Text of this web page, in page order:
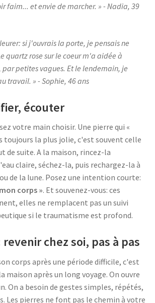
faim... et envie de marcher. » - Nadia, 39
si j'ouvrais la porte, je pensais ne
quartz rose sur le coeur m'a aidée à
par petites vagues. Et le lendemain, je
travail. » - Sophie, 46 ans
écouter
votre main choisir. Une pierre qui «
toujours la plus jolie, c'est souvent celle
de suite. A la maison, rincez-la
claire, séchez-la, puis rechargez-la à
de la lune. Posez une intention courte:
corps ». Et souvenez-vous: ces
elles ne remplacent pas un suivi
si le traumatisme est profond.
chez soi, pas à pas
corps après une période difficile, c'est
maison après un long voyage. On ouvre
On a besoin de gestes simples, répétés,
Les pierres ne font pas le chemin à votre